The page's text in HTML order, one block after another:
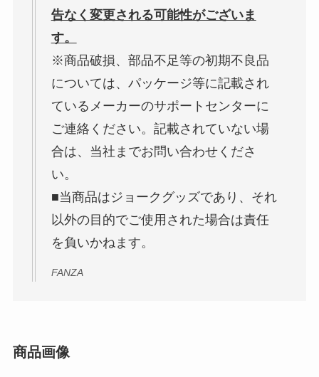
告なく変更される可能性がございま
す。
※商品破損、部品不足等の初期不良品
については、パッケージ等に記載され
ているメーカーのサポートセンターに
ご連絡ください。記載されていない場
合は、当社までお問い合わせくださ
い。
■当商品はジョークグッズであり、それ
以外の目的でご使用された場合は責任
を負いかねます。
FANZA
商品画像